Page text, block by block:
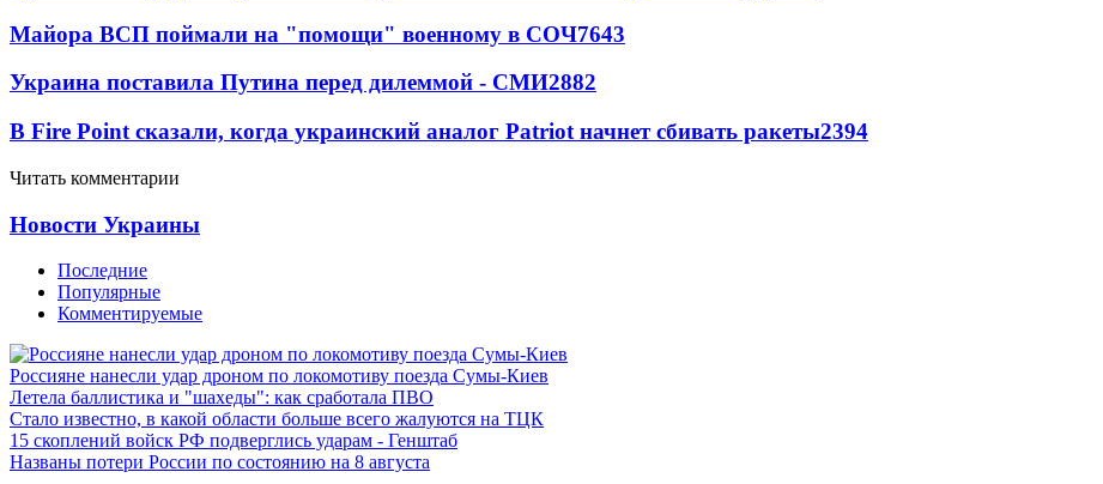
Майора ВСП поймали на "помощи" военному в СОЧ7643
Украина поставила Путина перед дилеммой - СМИ2882
В Fire Point сказали, когда украинский аналог Patriot начнет сбивать ракеты2394
Читать комментарии
Новости Украины
Последние
Популярные
Комментируемые
Россияне нанесли удар дроном по локомотиву поезда Сумы-Киев
Летела баллистика и "шахеды": как сработала ПВО
Стало известно, в какой области больше всего жалуются на ТЦК
15 скоплений войск РФ подверглись ударам - Генштаб
Названы потери России по состоянию на 8 августа